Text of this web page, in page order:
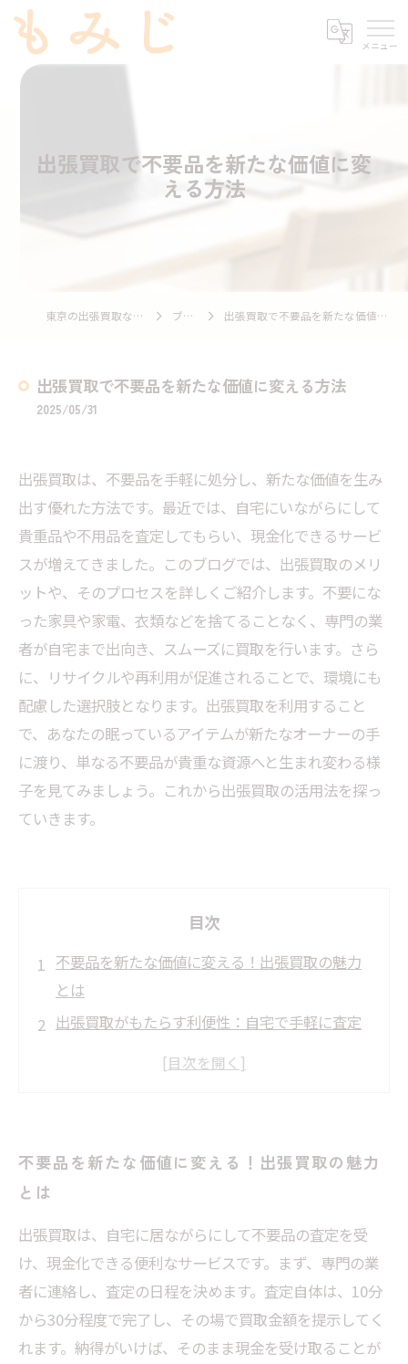
出張買取で不要品を新たな価値に変
える方法
東京の出張買取ならもみじ ブログ 出張買取で不要品を新たな価値に変える方法
出張買取で不要品を新たな価値に変える方法
2025/05/31
出張買取は、不要品を手軽に処分し、新たな価値を生み
出す優れた方法です。最近では、自宅にいながらにして
貴重品や不用品を査定してもらい、現金化できるサービ
スが増えてきました。このブログでは、出張買取のメリ
ットや、そのプロセスを詳しくご紹介します。不要にな
った家具や家電、衣類などを捨てることなく、専門の業
者が自宅まで出向き、スムーズに買取を行います。さら
に、リサイクルや再利用が促進されることで、環境にも
配慮した選択肢となります。出張買取を利用すること
で、あなたの眠っているアイテムが新たなオーナーの手
に渡り、単なる不要品が貴重な資源へと生まれ変わる様
子を見てみましょう。これから出張買取の活用法を探っ
ていきます。
目次
不要品を新たな価値に変える！出張買取の魅力
とは
出張買取がもたらす利便性：自宅で手軽に査定
不要な家具や家電が現金に？出張買取のプロセ
あなたの眠っているアイテムが新たなオーナー
出張買取で得られるメリットの総まとめ
新たな資源としての可能性！出張買取を利用し
てみよう
不要品を新たな価値に変える！出張買取の魅力
とは
出張買取は、自宅に居ながらにして不要品の査定を受
け、現金化できる便利なサービスです。まず、専門の業
者に連絡し、査定の日程を決めます。査定自体は、10分
から30分程度で完了し、その場で買取金額を提示してく
れます。納得がいけば、そのまま現金を受け取ることが